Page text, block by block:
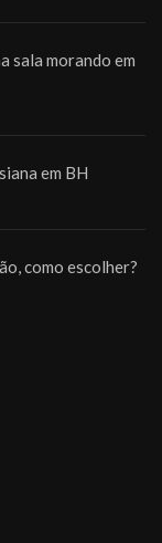
sala morando em
em BH
como escolher?